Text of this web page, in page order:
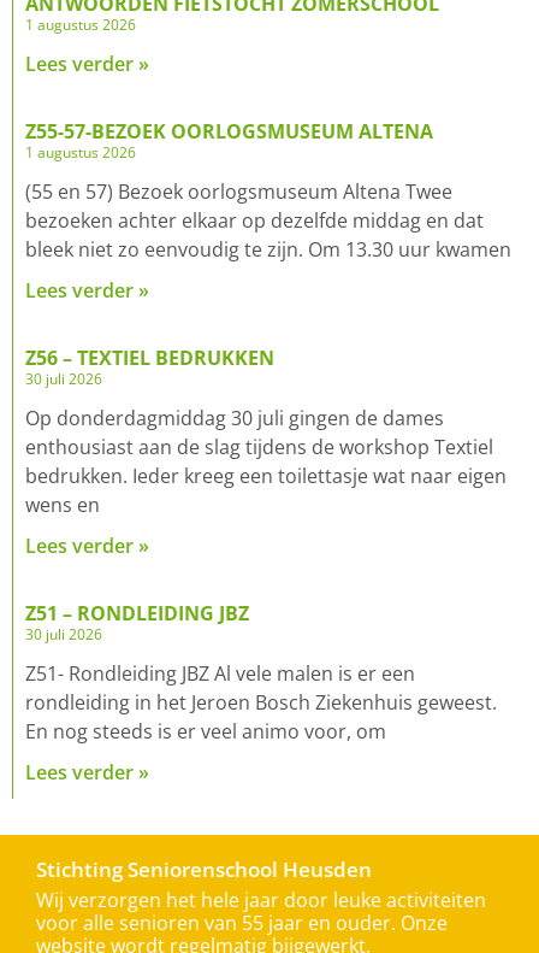
1 augustus 2026
Lees verder »
Z55-57-BEZOEK OORLOGSMUSEUM ALTENA
1 augustus 2026
(55 en 57) Bezoek oorlogsmuseum Altena Twee
bezoeken achter elkaar op dezelfde middag en dat
bleek niet zo eenvoudig te zijn. Om 13.30 uur kwamen
Lees verder »
Z56 – TEXTIEL BEDRUKKEN
30 juli 2026
Op donderdagmiddag 30 juli gingen de dames
enthousiast aan de slag tijdens de workshop Textiel
bedrukken. Ieder kreeg een toilettasje wat naar eigen
wens en
Lees verder »
Z51 – RONDLEIDING JBZ
30 juli 2026
Z51- Rondleiding JBZ Al vele malen is er een
rondleiding in het Jeroen Bosch Ziekenhuis geweest.
En nog steeds is er veel animo voor, om
Lees verder »
Stichting Seniorenschool Heusden
Wij verzorgen het hele jaar door leuke activiteiten
voor alle senioren van 55 jaar en ouder. Onze
website wordt regelmatig bijgewerkt.